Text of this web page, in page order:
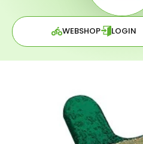
WEBSHOP LOGIN